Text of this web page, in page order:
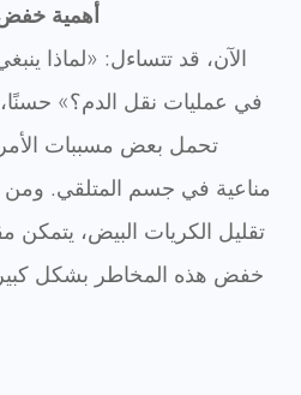
أهمية خفض
الآن، قد تتساءل: «لماذا
في عمليات نقل الدم؟»
تحمل بعض مسببات
مناعية في جسم المتلقي.
تقليل الكريات البيض، يتمكن
خفض هذه المخاطر بشكل